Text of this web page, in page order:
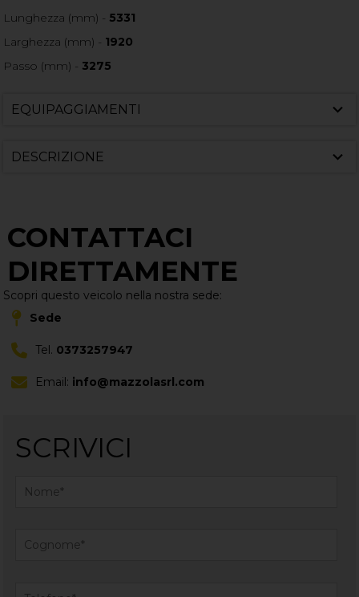
Lunghezza (mm) - 5331
Larghezza (mm) - 1920
Passo (mm) - 3275
EQUIPAGGIAMENTI
DESCRIZIONE
CONTATTACI
DIRETTAMENTE
Scopri questo veicolo nella nostra sede:
Sede
Tel. 0373257947
Email: info@mazzolasrl.com
SCRIVICI